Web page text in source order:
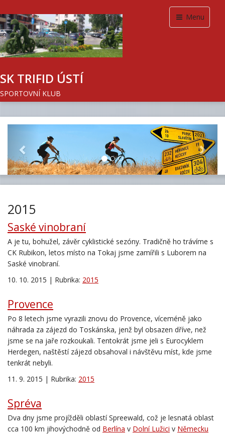
Menu
SK TRIFID ÚSTÍ
SPORTOVNÍ KLUB
Next
2015
Saské vinobraní
A je tu, bohužel, závěr cyklistické sezóny. Tradičně ho trávíme s
CK Rubikon, letos místo na Tokaj jsme zamířili s Luborem na
Saské vinobraní.
10. 10. 2015 | Rubrika: 2015
Provence
Po 8 letech jsme vyrazili znovu do Provence, víceméně jako
náhrada za zájezd do Toskánska, jenž byl obsazen dříve, než
jsme se na jaře rozkoukali. Tentokrát jsme jeli s Eurocyklem
Herdegen, naštěstí zájezd obsahoval i návštěvu míst, kde jsme
tenkrát nebyli.
11. 9. 2015 | Rubrika: 2015
Spréva
Dva dny jsme projížděli oblastí Spreewald, což je lesnatá oblast
cca 100 km jihovýchodně od Berlína v Dolní Lužici v Německu